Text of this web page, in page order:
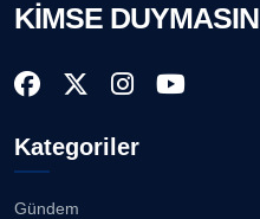
KİMSE DUYMASIN
Kategoriler
Gündem